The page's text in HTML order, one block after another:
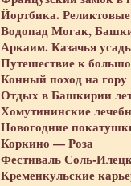
Йортбика.
Водопад Могак,
Аркаим. Казачья
Путешествие к
Конный поход на гору
Отдых в Башкирии
Хомутининские
Новогодние
Коркино — Роза
Фестиваль Соль-
Кременкульские